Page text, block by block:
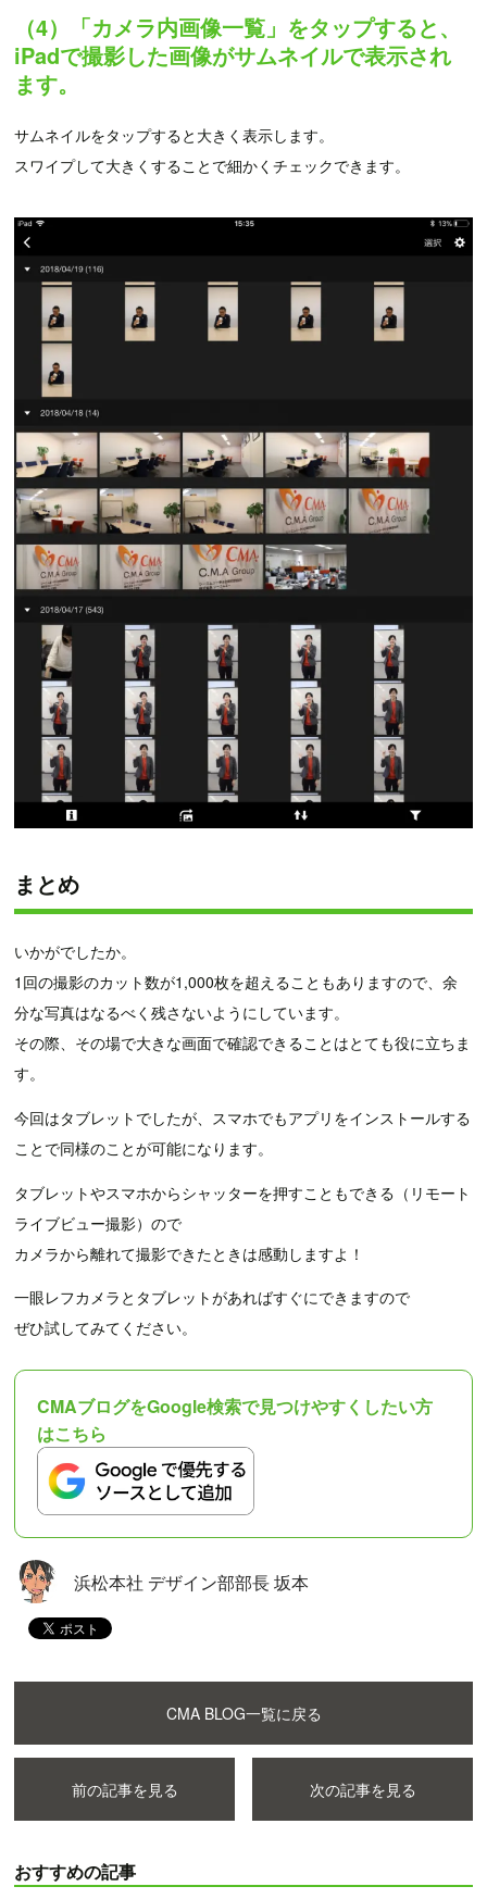
（4）「カメラ内画像一覧」をタップすると、
iPadで撮影した画像がサムネイルで表示され
ます。
サムネイルをタップすると大きく表示します。
スワイプして大きくすることで細かくチェックできます。
まとめ
いかがでしたか。
1回の撮影のカット数が1,000枚を超えることもありますので、余
分な写真はなるべく残さないようにしています。
その際、その場で大きな画面で確認できることはとても役に立ちま
す。
今回はタブレットでしたが、スマホでもアプリをインストールする
ことで同様のことが可能になります。
タブレットやスマホからシャッターを押すこともできる（リモート
ライブビュー撮影）ので
カメラから離れて撮影できたときは感動しますよ！
一眼レフカメラとタブレットがあればすぐにできますので
ぜひ試してみてください。
CMAブログをGoogle検索で見つけやすくしたい方
はこちら
浜松本社 デザイン部部長 坂本
前の記事を見る
CMA BLOG一覧に戻る
次の記事を見る
おすすめの記事